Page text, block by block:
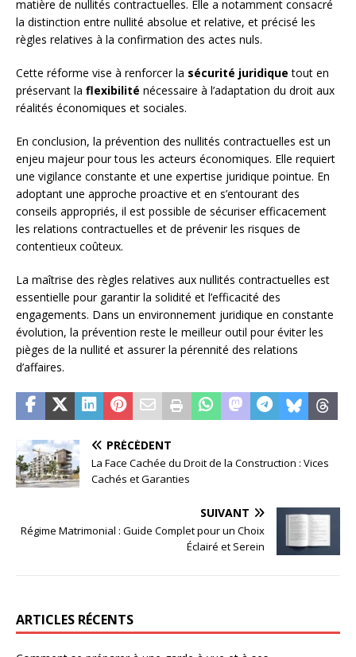
matière de nullités contractuelles. Elle a notamment consacré
la distinction entre nullité absolue et relative, et précisé les
règles relatives à la confirmation des actes nuls.
Cette réforme vise à renforcer la sécurité juridique tout en
préservant la flexibilité nécessaire à l’adaptation du droit aux
réalités économiques et sociales.
En conclusion, la prévention des nullités contractuelles est un
enjeu majeur pour tous les acteurs économiques. Elle requiert
une vigilance constante et une expertise juridique pointue. En
adoptant une approche proactive et en s’entourant des
conseils appropriés, il est possible de sécuriser efficacement
les relations contractuelles et de prévenir les risques de
contentieux coûteux.
La maîtrise des règles relatives aux nullités contractuelles est
essentielle pour garantir la solidité et l’efficacité des
engagements. Dans un environnement juridique en constante
évolution, la prévention reste le meilleur outil pour éviter les
pièges de la nullité et assurer la pérennité des relations
d’affaires.
PRÉCÉDENT
La Face Cachée du Droit de la Construction : Vices
Cachés et Garanties
SUIVANT
Régime Matrimonial : Guide Complet pour un Choix
Éclairé et Serein
ARTICLES RÉCENTS